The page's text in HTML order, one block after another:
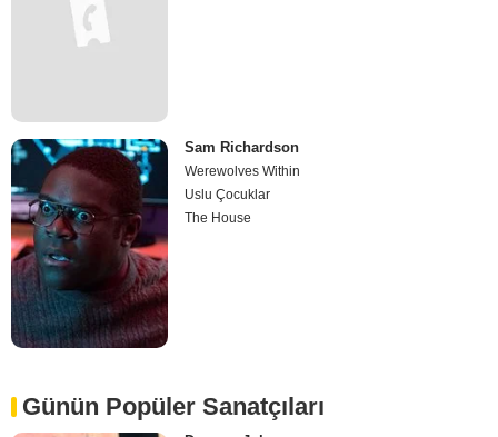
Sam Richardson
Werewolves Within
Uslu Çocuklar
The House
Günün Popüler Sanatçıları